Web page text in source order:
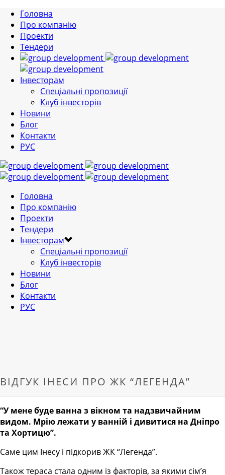
Головна
Про компанію
Проекти
Тендери
Інвесторам
Спеціальні пропозиції
Клуб інвесторів
Новини
Блог
Контакти
РУС
Головна
Про компанію
Проекти
Тендери
Інвесторам
Спеціальні пропозиції
Клуб інвесторів
Новини
Блог
Контакти
РУС
ВІДГУК ІНЕСИ ПРО ЖК “ЛЕГЕНДА”
“У мене буде ванна з вікном та надзвичайним
видом. Мрію лежати у ванній і дивитися на Дніпро
та Хортицю”.
Саме цим Інесу і підкорив ЖК “Легенда”.
Також тераса стала одним із факторів, за якими сім’я